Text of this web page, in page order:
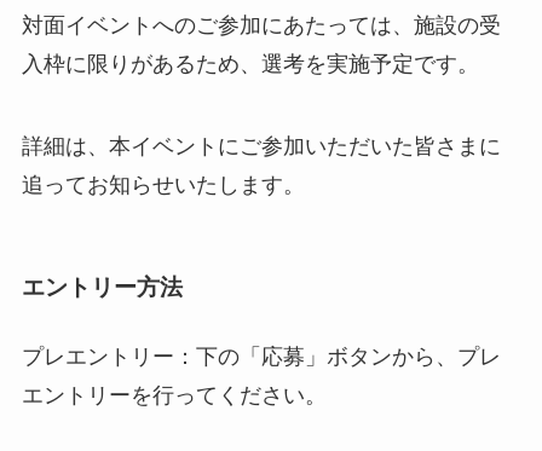
対面イベントへのご参加にあたっては、施設の受
入枠に限りがあるため、選考を実施予定です。
詳細は、本イベントにご参加いただいた皆さまに
追ってお知らせいたします。
エントリー方法
プレエントリー：下の「応募」ボタンから、プレ
エントリーを行ってください。